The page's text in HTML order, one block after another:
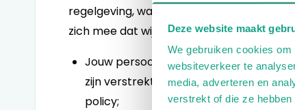
Deze website maakt
We gebruiken cookies
websiteverkeer te
media, adverteren en
verstrekt of die ze
regelgeving, waaronder de Algemene
zich mee dat wij in ieder geval:
Jouw persoonsgegevens verwerken
zijn verstrekt, deze doelen en type
policy;